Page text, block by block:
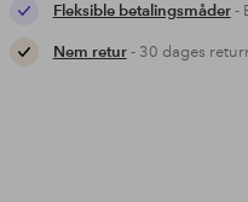
Fleksible betalingsmåder-
Nem retur- 30 dages